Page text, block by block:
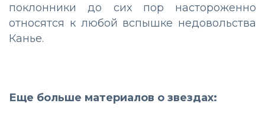
поклонники до сих пор настороженно
относятся к любой вспышке недовольства
Канье.
Еще больше материалов о звездах: